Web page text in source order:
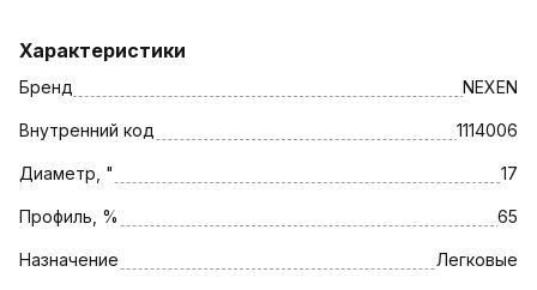
Характеристики
Бренд NEXEN
Внутренний код 1114006
Диаметр, " 17
Профиль, % 65
Назначение Легковые